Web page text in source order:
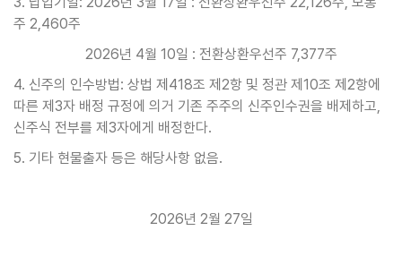
주 2,460주
2026년 4월 10일 : 전환상환우선주 7,377주
4. 신주의 인수방법: 상법 제418조 제2항 및 정관 제10조 제2항에
따른 제3자 배정 규정에 의거 기존 주주의 신주인수권을 배제하고,
신주식 전부를 제3자에게 배정한다.
5. 기타 현물출자 등은 해당사항 없음.
2026년 2월 27일